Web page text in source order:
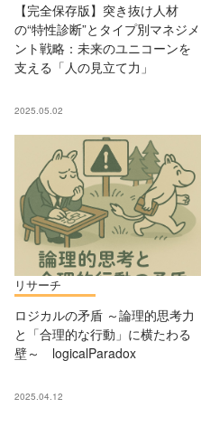
【完全保存版】突き抜け人材
の“特性診断”とタイプ別マネジメ
ント戦略：未来のユニコーンを
支える「人の見立て力」
2025.05.02
リサーチ
ロジカルの矛盾 ～論理的思考力
と「合理的な行動」に横たわる
壁～ logicalParadox
2025.04.12